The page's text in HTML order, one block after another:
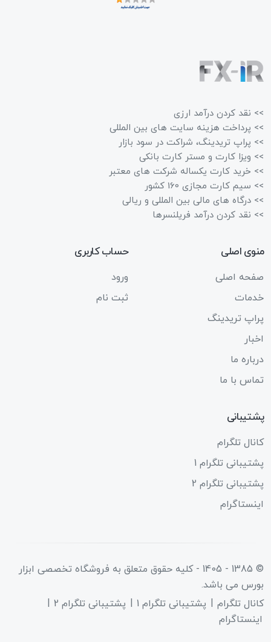
>> نقد کردن درآمد ارزی
>> پرداخت هزینه سایت های بین المللی
>> پراپ تریدینگ، شراکت در سود بازار
>> ویزا کارت و مستر کارت بانکی
>> خرید کارت یکساله شرکت های معتبر
>> سیم کارت مجازی 160 کشور
>> درگاه های مالی بین المللی و ریالی
>> نقد کردن درآمد فریلنسرها
منوی اصلی
صفحه اصلی
خدمات
پراپ تریدینگ
اخبار
درباره ما
تماس با ما
حساب کاربری
ورود
ثبت نام
پشتیبانی
کانال تلگرام
پشتیبانی تلگرام 1
پشتیبانی تلگرام 2
اینستاگرام
© 1385 - 1405 - کلیه حقوق متعلق به
فروشگاه تخصصی ابزار
بورس می باشد.
کانال تلگرام
پشتیبانی تلگرام 1
پشتیبانی تلگرام 2
اینستاگرام